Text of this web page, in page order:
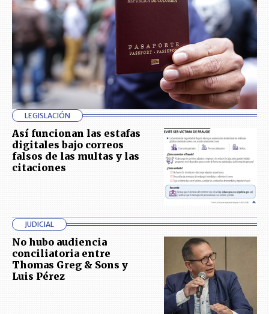
LEGISLACIÓN
Así funcionan las estafas
digitales bajo correos
falsos de las multas y las
citaciones
JUDICIAL
No hubo audiencia
conciliatoria entre
Thomas Greg & Sons y
Luis Pérez